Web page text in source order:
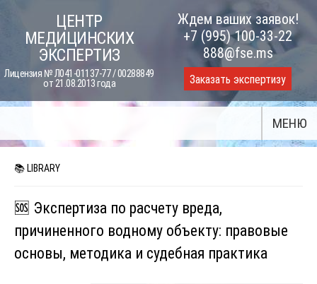
content
ЦЕНТР
МЕДИЦИНСКИХ
ЭКСПЕРТИЗ
Лицензия № Л041-01137-77 / 00288849
от 21.08.2013 года
Ждем ваших заявок!
+7 (995) 100-33-22
888@fse.ms
Заказать экспертизу
МЕНЮ
📚 LIBRARY
🆘 Экспертиза по расчету вреда,
причиненного водному объекту: правовые
основы, методика и судебная практика